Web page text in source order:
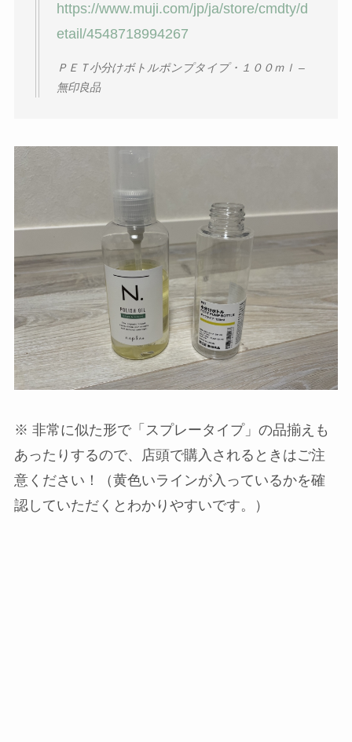
https://www.muji.com/jp/ja/store/cmdty/d
etail/4548718994267
ＰＥＴ小分けボトルポンプタイプ・１００ｍｌ –
無印良品
※ 非常に似た形で「スプレータイプ」の品揃えも
あったりするので、店頭で購入されるときはご注
意ください！（黄色いラインが入っているかを確
認していただくとわかりやすいです。）